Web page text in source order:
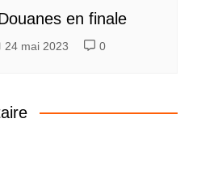
en finale
24 mai 2023 0